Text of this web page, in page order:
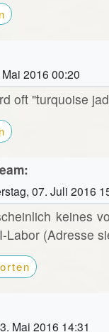
2016 00:20
oft "turquoise
07. Juli 2016
keines
Labor (Adresse
Mai 2016 14:31